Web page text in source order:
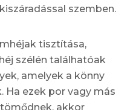
szemben.
tisztítása,
szélén találhatóak
amelyek a könny
Ha ezek por vagy más
akkor